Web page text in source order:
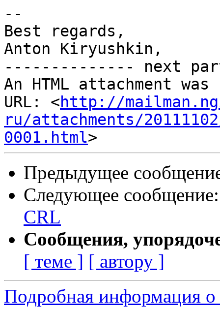
--
Best regards,
Anton Kiryushkin,
-------------- next
An HTML attachment
URL: <http://
ru/attachments/
0001.html
Предыдущее
Следующее
CRL
Сообщения,
[ теме ] [ автору ]
Подробная информация